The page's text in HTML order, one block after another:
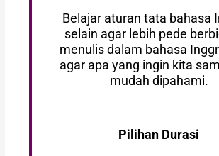
Belajar aturan tata bahasa
selain agar lebih pede
menulis dalam bahasa
agar apa yang ingin kita
mudah dipahami.
Pilihan Durasi